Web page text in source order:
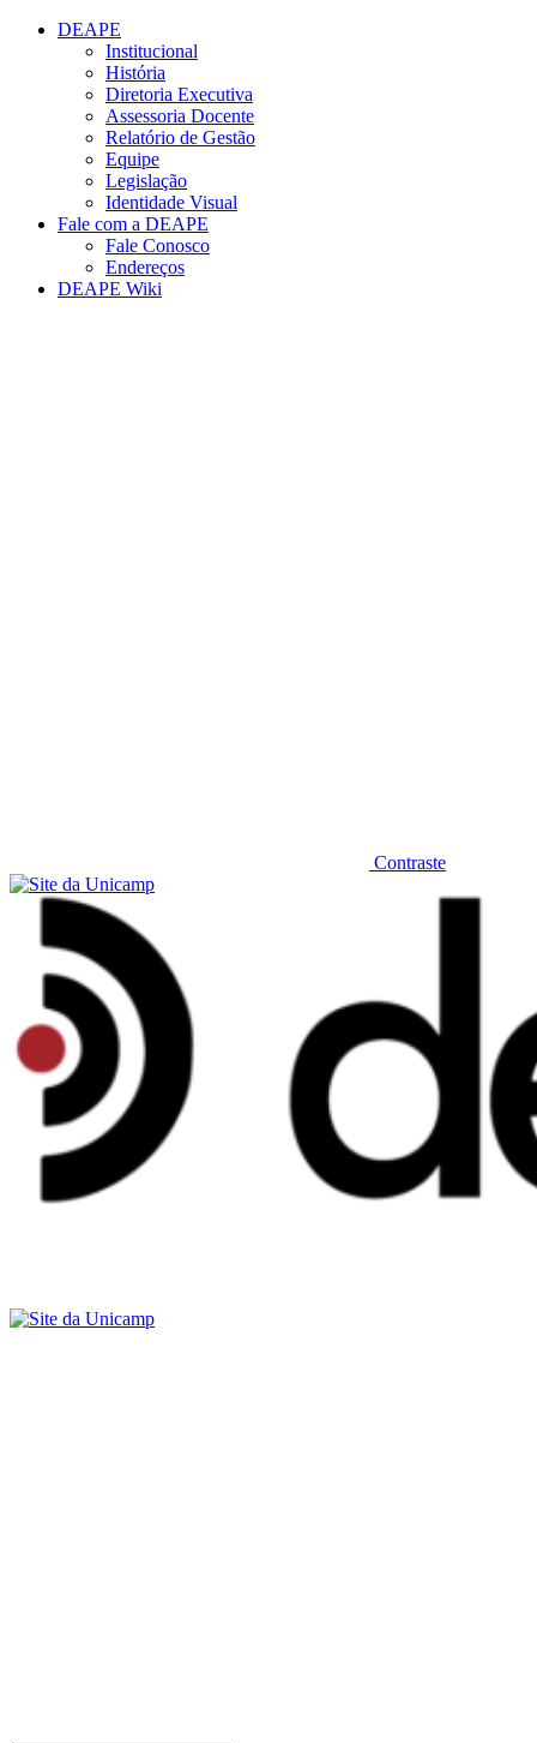
Conteúdo principal
DEAPE
Institucional
História
Diretoria Executiva
Assessoria Docente
Relatório de Gestão
Equipe
Legislação
Identidade Visual
Fale com a DEAPE
Fale Conosco
Endereços
DEAPE Wiki
Contraste